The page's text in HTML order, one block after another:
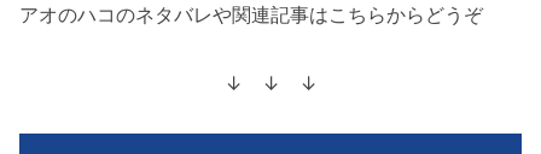
アオのハコのネタバレや関連記事はこちらからどうぞ
↓ ↓ ↓